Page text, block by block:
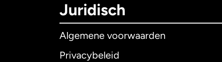
Juridisch
Algemene voorwaarden
Privacybeleid